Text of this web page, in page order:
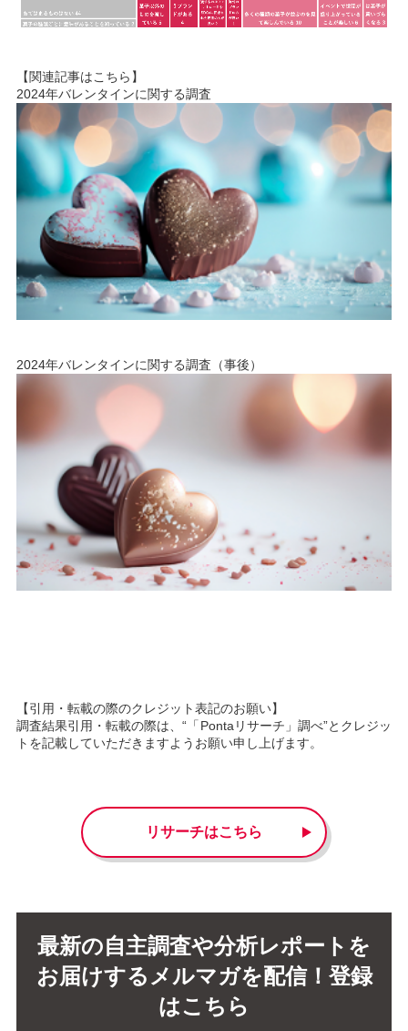
【関連記事はこちら】
2024年バレンタインに関する調査
2024年バレンタインに関する調査（事後）
【引用・転載の際のクレジット表記のお願い】
調査結果引用・転載の際は、“「Pontaリサーチ」調べ”とクレジッ
トを記載していただきますようお願い申し上げます。
リサーチはこちら
最新の自主調査や分析レポートを
お届けするメルマガを配信！登録
はこちら